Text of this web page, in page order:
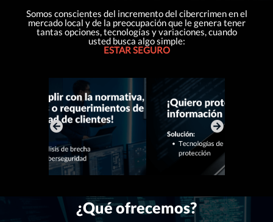
Somos conscientes del incremento del cibercrimen en el
mercado local y de la preocupación que le genera tener
tantas opciones, tecnologías y variaciones, cuando
usted busca algo simple:
ESTAR SEGURO
¿Qué ofrecemos?